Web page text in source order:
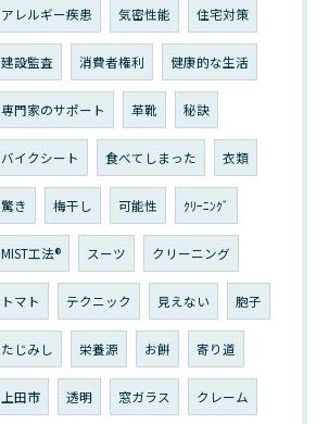
アレルギー疾患 気密性能 住宅対策
建設監査 消費者権利 健康的な生活
専門家のサポート 革靴 秘訣
バイクシート 食べてしまった 衣類
驚き 梅干し 可能性 ｸﾘｰﾆﾝｸﾞ
MIST工法® スーツ クリーニング
トマト テクニック 見えない 胞子
たじみし 栄養源 お餅 寄り道
上田市 透明 窓ガラス クレーム